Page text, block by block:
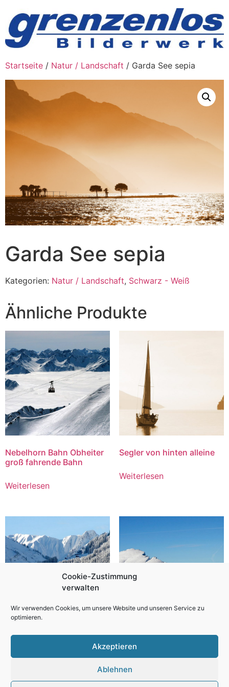
Cookie-Zustimmung
verwalten
Wir verwenden Cookies, um unsere Website und unseren Service zu
optimieren.
Akzeptieren
Ablehnen
Inhalt
wechseln
Startseite / Natur / Landschaft / Garda See sepia
Garda See sepia
Kategorien: Natur / Landschaft, Schwarz - Weiß
Ähnliche Produkte
Nebelhorn Bahn Obheiter
groß fahrende Bahn
Weiterlesen
Segler von hinten alleine
Weiterlesen
Sonna Alp Winter Ifen im Winter